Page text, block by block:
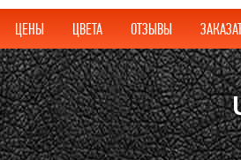
ЦЕНЫ ЦВЕТА ОТЗЫВЫ